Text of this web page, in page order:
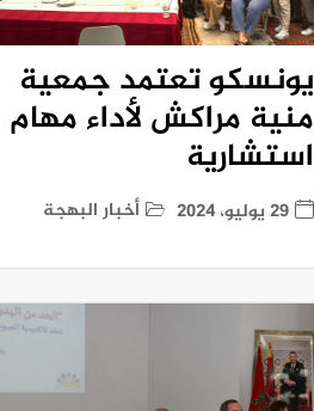
يونسكو تعتمد جمعية
منية مراكش لأداء مهام
استشارية
29 يوليو، 2024 أخبار البهجة